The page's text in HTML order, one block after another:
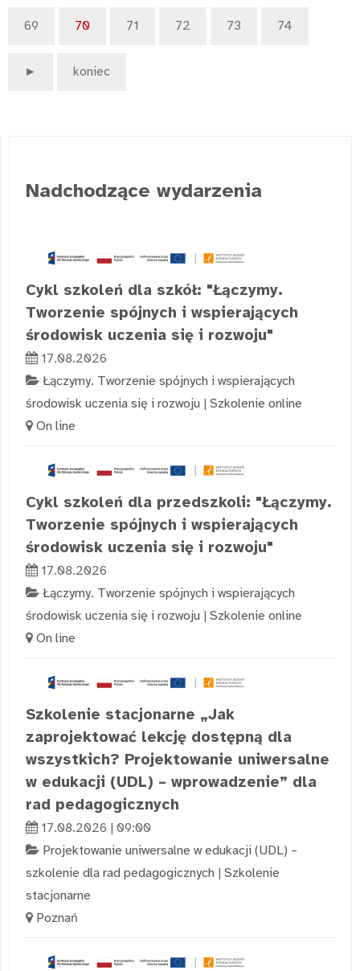
69 70 71 72 73 74
► koniec
Nadchodzące wydarzenia
Cykl szkoleń dla szkół: "Łączymy.
Tworzenie spójnych i wspierających
środowisk uczenia się i rozwoju"
17.08.2026
Łączymy. Tworzenie spójnych i wspierających
środowisk uczenia się i rozwoju | Szkolenie online
On line
Cykl szkoleń dla przedszkoli: "Łączymy.
Tworzenie spójnych i wspierających
środowisk uczenia się i rozwoju"
17.08.2026
Łączymy. Tworzenie spójnych i wspierających
środowisk uczenia się i rozwoju | Szkolenie online
On line
Szkolenie stacjonarne „Jak
zaprojektować lekcję dostępną dla
wszystkich? Projektowanie uniwersalne
w edukacji (UDL) – wprowadzenie” dla
rad pedagogicznych
17.08.2026 | 09:00
Projektowanie uniwersalne w edukacji (UDL) –
szkolenie dla rad pedagogicznych | Szkolenie
stacjonarne
Poznań